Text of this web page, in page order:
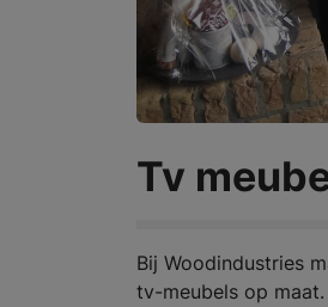
Tv
Bij Woodindustries
tv-meubels op